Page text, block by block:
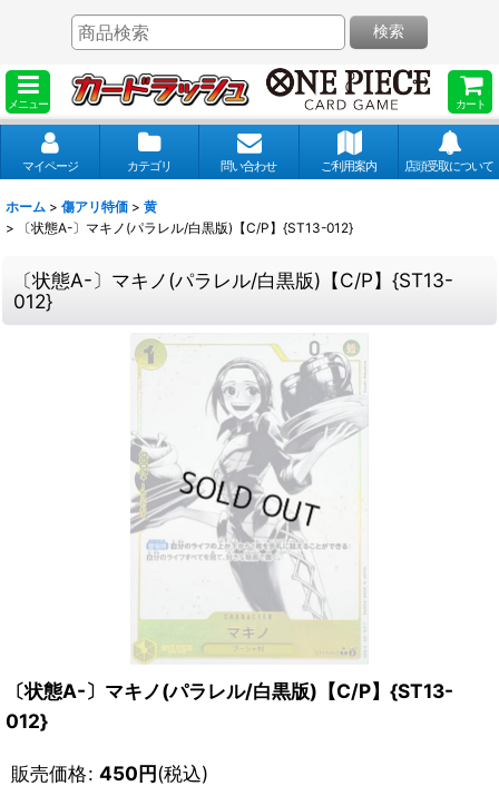
メニュー カート
検索
マイページ カテゴリ 問い合わせ ご利用案内 店頭受取について
ホーム > 傷アリ特価 > 黄
>
〔状態A-〕マキノ(パラレル/白黒版)【C/P】{ST13-012}
〔状態A-〕マキノ(パラレル/白黒版)【C/P】{ST13-
012}
〔状態A-〕マキノ(パラレル/白黒版)【C/P】{ST13-
012}
販売価格: 450円(税込)